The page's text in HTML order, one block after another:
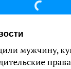
мужчину,
права